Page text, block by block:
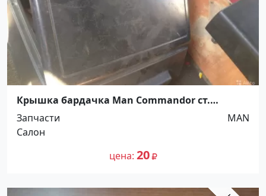
Крышка бардачка Man Commandor ст.
Новотитаровская
Запчасти
MAN
Салон
цена 20